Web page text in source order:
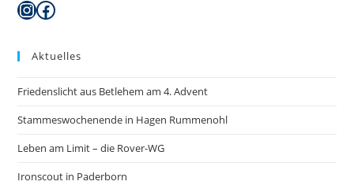
Instagram
Facebook
Aktuelles
Friedenslicht aus Betlehem am 4. Advent
Stammeswochenende in Hagen Rummenohl
Leben am Limit – die Rover-WG
Ironscout in Paderborn